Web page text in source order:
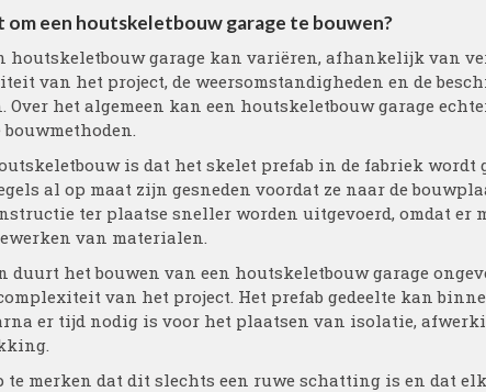
om een houtskeletbouw garage te bouwen?
houtskeletbouw garage kan variëren, afhankelijk van
van het project, de weersomstandigheden en de
Over het algemeen kan een houtskeletbouw garage
is dat het skelet prefab in de fabriek wordt
al op maat zijn gesneden voordat ze naar de
ter plaatse sneller worden uitgevoerd, omdat er
van materialen.
duurt het bouwen van een houtskeletbouw garage
van het project. Het prefab gedeelte kan
er tijd nodig is voor het plaatsen van isolatie,
te merken dat dit slechts een ruwe schatting is en dat